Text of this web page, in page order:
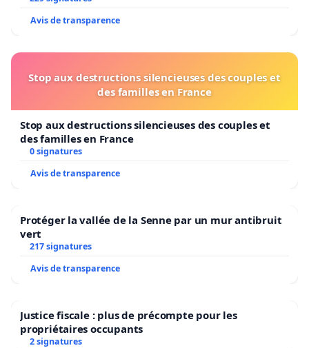
Avis de transparence
Stop aux destructions silencieuses des couples et
des familles en France
Stop aux destructions silencieuses des couples et
des familles en France
0 signatures
Avis de transparence
Protéger la vallée de la Senne par un mur antibruit
vert
217 signatures
Avis de transparence
Justice fiscale : plus de précompte pour les
propriétaires occupants
2 signatures